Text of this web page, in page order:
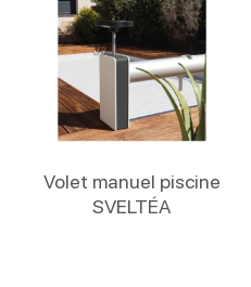
Volet manuel piscine
SVELTÉA